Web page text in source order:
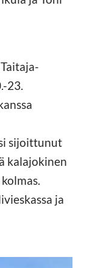
23.
sijoittunut
kalajokinen
ja